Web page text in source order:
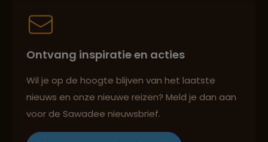
Persoonlijk en deskundig reisadvies
Reizen met oog voor mens, cultuur en milieu
Ontvang inspiratie en acties
Wil je op de hoogte blijven van het laatste
nieuws en onze nieuwe reizen? Meld je dan aan
voor de Sawadee nieuwsbrief.